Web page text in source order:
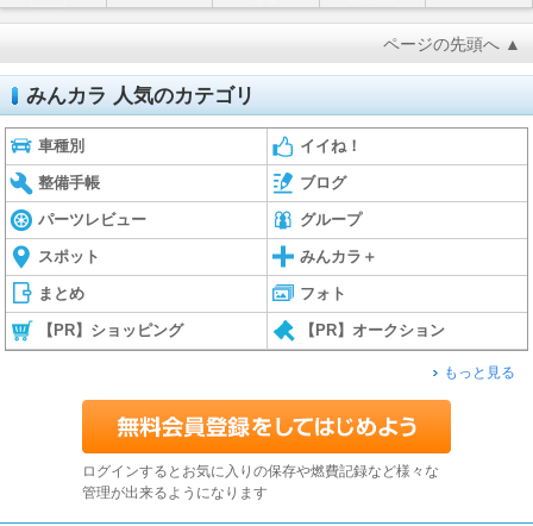
ページの先頭へ ▲
みんカラ 人気のカテゴリ
車種別 イイね！
整備手帳 ブログ
パーツレビュー グループ
スポット みんカラ＋
まとめ フォト
【PR】ショッピング 【PR】オークション
もっと見る
ログインするとお気に入りの保存や燃費記録など様々な
管理が出来るようになります